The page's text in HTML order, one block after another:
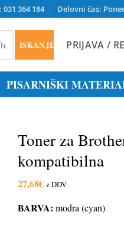
364 184 Delovni čas:
ISKANJE PRIJAVA /
PISARNIŠKI
Toner za
kompatibilna
27,68€ z DDV
BARVA: modra (cyan)